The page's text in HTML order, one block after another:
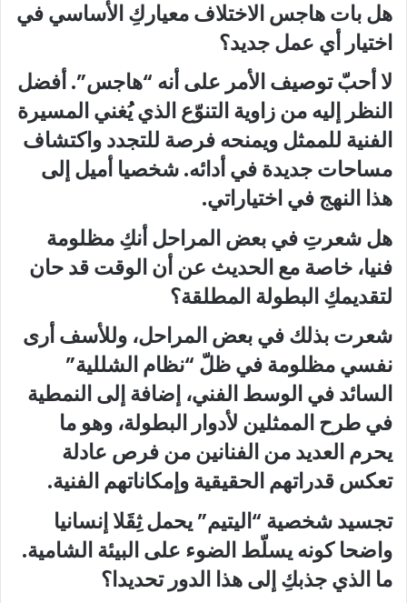
هل بات هاجس الاختلاف معياركِ الأساسي في
اختيار أي عمل جديد؟
لا أحبّ توصيف الأمر على أنه “هاجس”. أفضل
النظر إليه من زاوية التنوّع الذي يُغني المسيرة
الفنية للممثل ويمنحه فرصة للتجدد واكتشاف
مساحات جديدة في أدائه. شخصيا أميل إلى
هذا النهج في اختياراتي.
هل شعرتِ في بعض المراحل أنكِ مظلومة
فنيا، خاصة مع الحديث عن أن الوقت قد حان
لتقديمكِ البطولة المطلقة؟
شعرت بذلك في بعض المراحل، وللأسف أرى
نفسي مظلومة في ظلّ “نظام الشللية”
السائد في الوسط الفني، إضافة إلى النمطية
في طرح الممثلين لأدوار البطولة، وهو ما
يحرم العديد من الفنانين من فرص عادلة
تعكس قدراتهم الحقيقية وإمكاناتهم الفنية.
تجسيد شخصية “اليتيم” يحمل ثِقَلا إنسانيا
واضحا كونه يسلّط الضوء على البيئة الشامية.
ما الذي جذبكِ إلى هذا الدور تحديدا؟